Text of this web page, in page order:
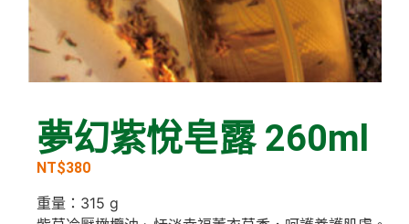
夢幻紫悅皂露 260ml
NT$380
重量：315 g